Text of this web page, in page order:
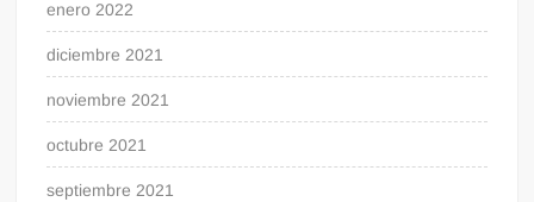
enero 2022
diciembre 2021
noviembre 2021
octubre 2021
septiembre 2021